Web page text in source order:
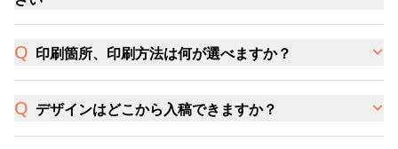
印刷箇所、印刷方法は何が選べますか？
デザインはどこから入稿できますか？